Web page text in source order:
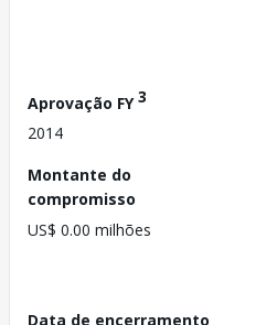
Aprovação FY3
2014
Montante do
compromisso
US$ 0.00 milhões
Data de encerramento